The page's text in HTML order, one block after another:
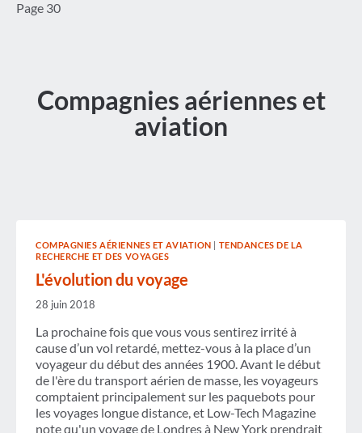
Page 30
Compagnies aériennes et
aviation
COMPAGNIES AÉRIENNES ET AVIATION
TENDANCES DE LA
RECHERCHE ET DES VOYAGES
L'évolution du voyage
28 juin 2018
La prochaine fois que vous vous sentirez irrité à
cause d’un vol retardé, mettez-vous à la place d’un
voyageur du début des années 1900. Avant le début
de l'ère du transport aérien de masse, les voyageurs
comptaient principalement sur les paquebots pour
les voyages longue distance, et Low-Tech Magazine
note qu'un voyage de Londres à New York prendrait